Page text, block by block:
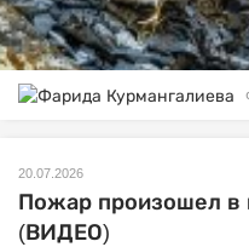
20.07.2026
Пожар произошел в
(ВИДЕО)